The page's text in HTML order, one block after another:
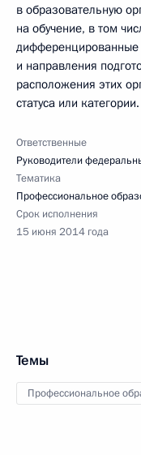
в образовательную
на обучение, в том
дифференцированные
и направления
расположения этих
статуса или категории.
Ответственные
Руководители
Тематика
Профессиональное
Срок исполнения
15 июня 2014 года
Темы
Профессиональное